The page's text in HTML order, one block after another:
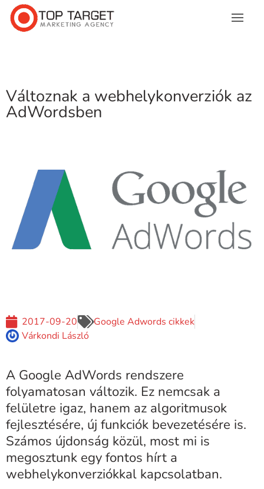
Változnak a webhelykonverziók az
AdWordsben
2017-09-20
Google Adwords cikkek
Várkondi László
A Google AdWords rendszere
folyamatosan változik. Ez nemcsak a
felületre igaz, hanem az algoritmusok
fejlesztésére, új funkciók bevezetésére is.
Számos újdonság közül, most mi is
megosztunk egy fontos hírt a
webhelykonverziókkal kapcsolatban.